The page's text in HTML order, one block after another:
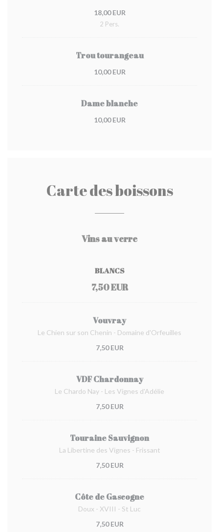
18,00 EUR
2 Pers.
Trou tourangeau
10,00 EUR
Dame blanche
10,00 EUR
Carte des boissons
Vins au verre
BLANCS
7,50 EUR
Vouvray
Le Chien sur son Chenin - Domaine d'Orfeuilles
7,50 EUR
VDF Chardonnay
Le Chardo Nay - Les Vignes d'Adélie
7,50 EUR
Touraine Sauvignon
La Libertine des Vignes - Frissant
7,50 EUR
Côte de Gascogne
Doux - XVIII - St Luc
7,50 EUR